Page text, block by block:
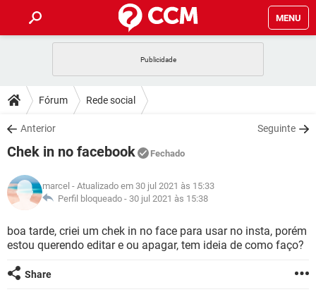
MENU
CELULAR
OUTLOOK
INSTAGRAM GMAIL
GUIA DE COMPRAS
DICAS
JOGOS
INSTAGRAM GMAIL
DOWNLOADS
JOGOS WHATSAPP
CELULAR
OUTLOOK EXCEL
INSTAGRAM
GUIA DE COMPRAS
JOGOS WHATSAPP
OUTLOOK EXCEL
GLOSSÁRIO
CELULAR FACEBOOK
OUTLOOK
Fórum Rede social
Anterior Seguinte
Chek in no facebook Fechado
marcel - Atualizado em 30 jul 2021 às 15:33
Perfil bloqueado - 30 jul 2021 às 15:38
boa tarde, criei um chek in no face para usar no insta, porém
estou querendo editar e ou apagar, tem ideia de como faço?
Share